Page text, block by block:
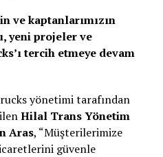
ve kaptanlarımızın
yeni projeler ve
tercih etmeye devam
yönetimi tarafından
Hilal Trans Yönetim
Aras, “Müşterilerimize
güvenle